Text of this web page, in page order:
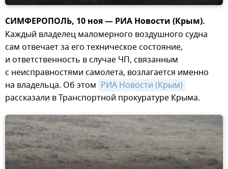
СИМФЕРОПОЛЬ, 10 ноя — РИА Новости (Крым).
Каждый владелец маломерного воздушного судна
сам отвечает за его техническое состояние,
и ответственность в случае ЧП, связанным
с неисправностями самолета, возлагается именно
на владельца. Об этом РИА Новости (Крым)
рассказали в Транспортной прокуратуре Крыма.